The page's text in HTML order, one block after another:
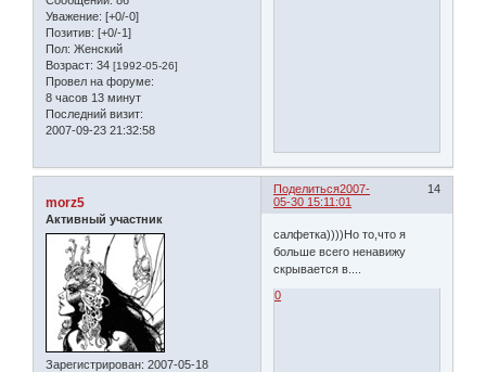
Уважение: [+0/-0]
Позитив: [+0/-1]
Пол: Женский
Возраст: 34 [1992-05-26]
Провел на форуме:
8 часов 13 минут
Последний визит:
2007-09-23 21:32:58
Поделиться 14
2007-
05-30 15:11:01
morz5
Активный участник
Зарегистрирован: 2007-05-18
салфетка))))Но то,что я
больше всего ненавижу
скрывается в....
0